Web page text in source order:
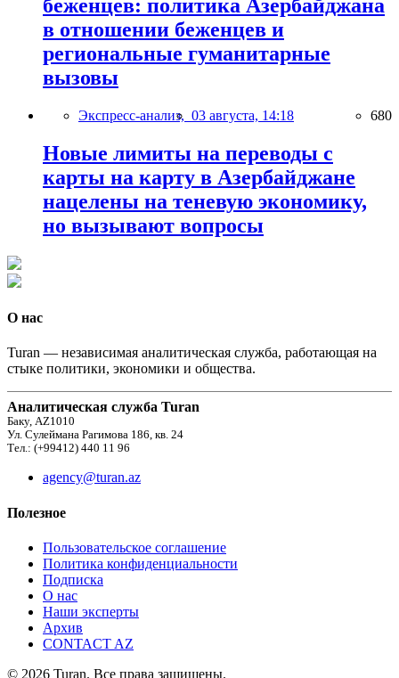
беженцев: политика Азербайджана
в отношении беженцев и
региональные гуманитарные
вызовы
Экспресс-анализ, 03 августа, 14:18 680
Новые лимиты на переводы с
карты на карту в Азербайджане
нацелены на теневую экономику,
но вызывают вопросы
О нас
Turan — независимая аналитическая служба, работающая на
стыке политики, экономики и общества.
Аналитическая служба Turan
Баку, AZ1010
Ул. Сулеймана Рагимова 186, кв. 24
Тел.: (+99412) 440 11 96
agency@turan.az
Полезное
Пользовательское соглашение
Политика конфиденциальности
Подписка
О нас
Наши эксперты
Архив
CONTACT AZ
© 2026 Turan. Все права защищены.